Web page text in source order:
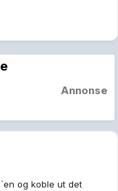
Annonse
og koble ut det